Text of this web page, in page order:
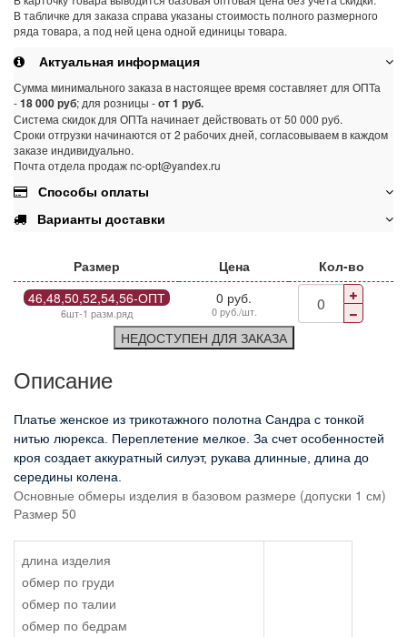
В табличке для заказа справа указаны стоимость полного размерного
ряда товара, а под ней цена одной единицы товара.
Актуальная информация
Сумма минимального заказа в настоящее время составляет для ОПТа
-18 000 руб; для розницы -от 1 руб.
Система скидок для ОПТа начинает действовать от 50 000 руб.
Сроки отгрузки начинаются от 2 рабочих дней, согласовываем в каждом
заказе индивидуально.
Почта отдела продаж nc-opt@yandex.ru
Способы оплаты
Варианты доставки
Размер Цена
Кол-во
46,48,50,52,54,56-ОПТ
6шт-1 разм.ряд
0 руб.
0 руб./шт.
НЕДОСТУПЕН ДЛЯ ЗАКАЗА
Описание
Платье женское из трикотажного полотна Сандра с тонкой
нитью люрекса. Переплетение мелкое. За счет особенностей
кроя создает аккуратный силуэт, рукава длинные, длина до
середины колена.
Основные обмеры изделия в базовом размере (допуски 1 см)
Размер 50
длина изделия
обмер по груди
обмер по талии
обмер по бедрам